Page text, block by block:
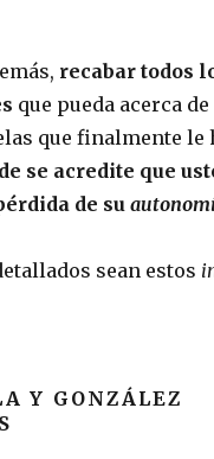
recabar todos
que pueda acerca de
que finalmente le
se acredite que
de su
sean estos
Y GONZÁLEZ